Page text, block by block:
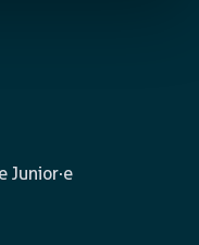
Junior·e